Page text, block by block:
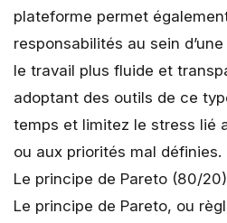
plateforme permet
responsabilités au sein
le travail plus fluide et
adoptant des outils de ce
temps et limitez le stress lié
ou aux priorités mal définies.
Le principe de Pareto (80/20)
Le principe de Pareto, ou